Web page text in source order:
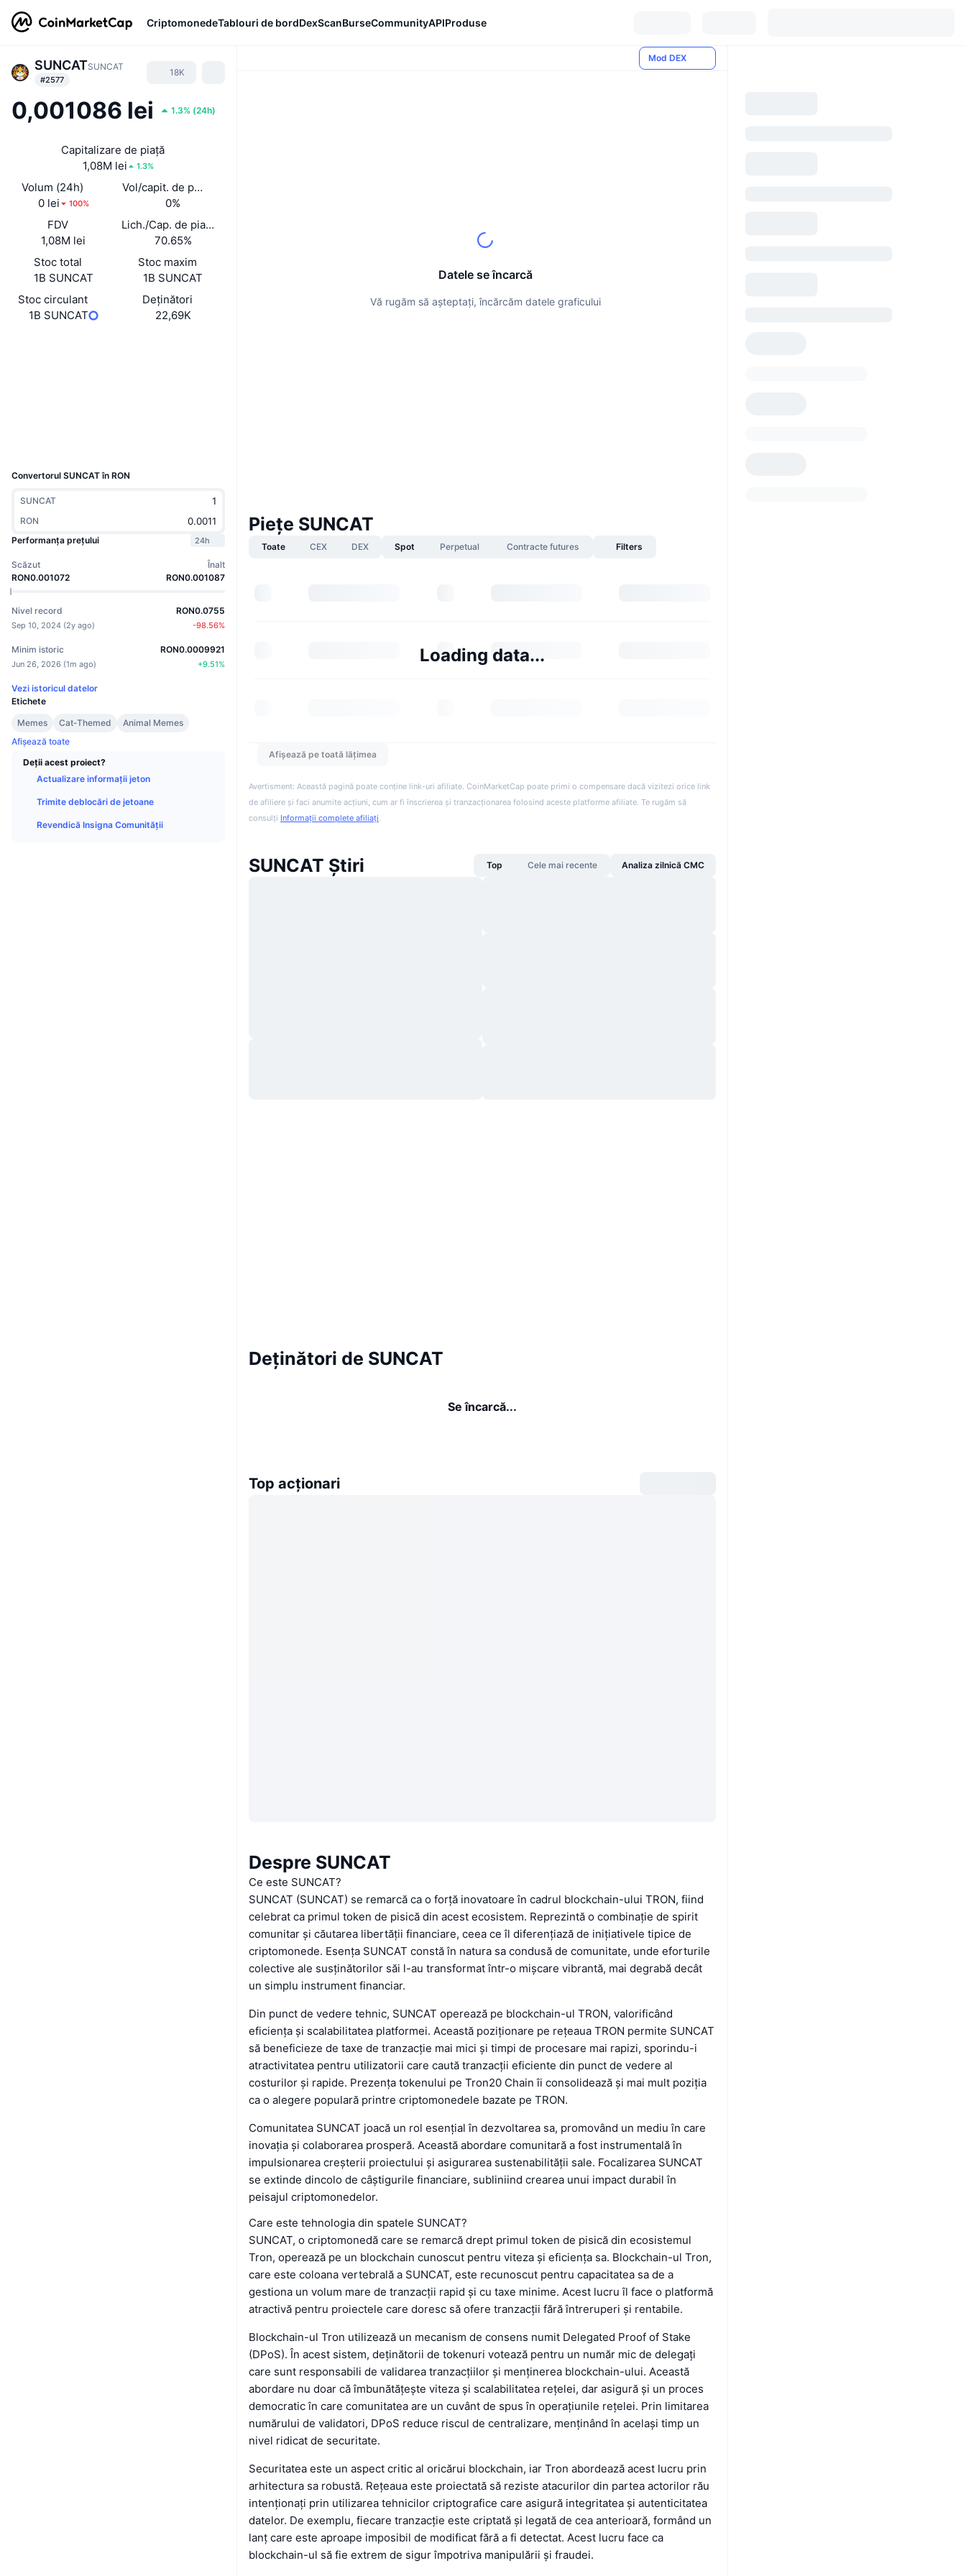
CriptomonedeTablouri de bordDexScanBurseCommunityAPIProduse
SUNCATSUNCAT
#2577
18K
0,001086 lei 1.3% (24h)
Capitalizare de piață
1,08M lei
1.3%
Volum (24h)
0 lei
100%
Vol/capit. de piață (24 h)
0%
FDV
1,08M lei
Lich./Cap. de piață
70.65%
Stoc total
1B SUNCAT
Stoc maxim
1B SUNCAT
Stoc circulant
1B SUNCAT
Deținători
22,69K
Convertorul SUNCAT în RON
SUNCAT
RON
Performanța prețului
24h
Scăzut
RON0.001072
Înalt
RON0.001087
Nivel record
Sep 10, 2024 (2y ago)
RON0.0755
-98.56%
Minim istoric
Jun 26, 2026 (1m ago)
RON0.0009921
+9.51%
Vezi istoricul datelor
Etichete
Memes
Cat-Themed
Animal Memes
Afișează toate
Deții acest proiect?
Actualizare informații jeton
Trimite deblocări de jetoane
Revendică Insigna Comunității
Mod DEX
Datele se încarcă
Vă rugăm să așteptați, încărcăm datele graficului
Piețe SUNCAT
Toate CEX DEX Spot Perpetual Contracte futures Filters
Loading data...
Afișează pe toată lățimea
Avertisment: Această pagină poate conține link-uri afiliate. CoinMarketCap poate primi o compensare dacă vizitezi orice link
de afiliere și faci anumite acțiuni, cum ar fi înscrierea și tranzacționarea folosind aceste platforme afiliate. Te rugăm să
consulți Informații complete afiliați.
SUNCAT Știri Top Cele mai recente Analiza zilnică CMC
Deținători de SUNCAT
Se încarcă...
Top acționari
Despre SUNCAT
Ce este SUNCAT?
SUNCAT (SUNCAT) se remarcă ca o forță inovatoare în cadrul blockchain-ului TRON, fiind
celebrat ca primul token de pisică din acest ecosistem. Reprezintă o combinație de spirit
comunitar și căutarea libertății financiare, ceea ce îl diferențiază de inițiativele tipice de
criptomonede. Esența SUNCAT constă în natura sa condusă de comunitate, unde eforturile
colective ale susținătorilor săi l-au transformat într-o mișcare vibrantă, mai degrabă decât
un simplu instrument financiar.
Din punct de vedere tehnic, SUNCAT operează pe blockchain-ul TRON, valorificând
eficiența și scalabilitatea platformei. Această poziționare pe rețeaua TRON permite SUNCAT
să beneficieze de taxe de tranzacție mai mici și timpi de procesare mai rapizi, sporindu-i
atractivitatea pentru utilizatorii care caută tranzacții eficiente din punct de vedere al
costurilor și rapide. Prezența tokenului pe Tron20 Chain îi consolidează și mai mult poziția
ca o alegere populară printre criptomonedele bazate pe TRON.
Comunitatea SUNCAT joacă un rol esențial în dezvoltarea sa, promovând un mediu în care
inovația și colaborarea prosperă. Această abordare comunitară a fost instrumentală în
impulsionarea creșterii proiectului și asigurarea sustenabilității sale. Focalizarea SUNCAT
se extinde dincolo de câștigurile financiare, subliniind crearea unui impact durabil în
peisajul criptomonedelor.
Care este tehnologia din spatele SUNCAT?
SUNCAT, o criptomonedă care se remarcă drept primul token de pisică din ecosistemul
Tron, operează pe un blockchain cunoscut pentru viteza și eficiența sa. Blockchain-ul Tron,
care este coloana vertebrală a SUNCAT, este recunoscut pentru capacitatea sa de a
gestiona un volum mare de tranzacții rapid și cu taxe minime. Acest lucru îl face o platformă
atractivă pentru proiectele care doresc să ofere tranzacții fără întreruperi și rentabile.
Blockchain-ul Tron utilizează un mecanism de consens numit Delegated Proof of Stake
(DPoS). În acest sistem, deținătorii de tokenuri votează pentru un număr mic de delegați
care sunt responsabili de validarea tranzacțiilor și menținerea blockchain-ului. Această
abordare nu doar că îmbunătățește viteza și scalabilitatea rețelei, dar asigură și un proces
democratic în care comunitatea are un cuvânt de spus în operațiunile rețelei. Prin limitarea
numărului de validatori, DPoS reduce riscul de centralizare, menținând în același timp un
nivel ridicat de securitate.
Securitatea este un aspect critic al oricărui blockchain, iar Tron abordează acest lucru prin
arhitectura sa robustă. Rețeaua este proiectată să reziste atacurilor din partea actorilor rău
intenționați prin utilizarea tehnicilor criptografice care asigură integritatea și autenticitatea
datelor. De exemplu, fiecare tranzacție este criptată și legată de cea anterioară, formând un
lanț care este aproape imposibil de modificat fără a fi detectat. Acest lucru face ca
blockchain-ul să fie extrem de sigur împotriva manipulării și fraudei.